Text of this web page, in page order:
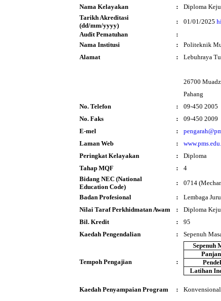
Nama Kelayakan
:
Diploma
Tarikh Akreditasi
(dd/mm/yyyy)
: 01/01/2025
Audit Pematuhan
:
Nama Institusi
:
Politeknik
Alamat
: Lebuhraya
26700
Pahang
No. Telefon
:
09-450 2005
No. Faks
:
09-450 2009
E-mel
:
Laman Web
:
Peringkat Kelayakan
:
Diploma
Tahap MQF
:
4
Bidang NEC (National
Education Code)
:
0714
Badan Profesional
:
Lembaga
Nilai Taraf Perkhidmatan Awam
:
Diploma
Bil. Kredit
:
95
Kaedah Pengendalian
: Sepenuh
Tempoh Pengajian :
Sepenuh
Latihan
Kaedah Penyampaian Program : Konvensional